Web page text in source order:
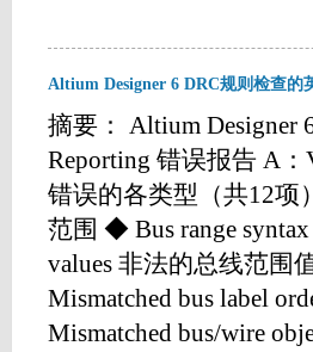
Altium Designer 6 DRC规则检查的
摘要： Altium Designer
Reporting 错误报告 A：
错误的各类型（共12项
范围 ◆ Bus range
values 非法的总线范
Mismatched bus label
Mismatched bus/wire